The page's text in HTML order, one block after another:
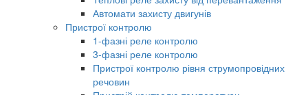
Автомати захисту двигунів
Пристрої контролю
1-фазні реле контролю
3-фазні реле контролю
Пристрої контролю рівня струмопровідних
речовин